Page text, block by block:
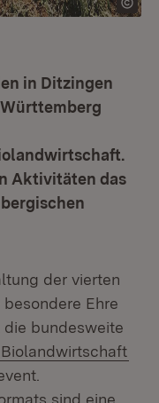
in Ditzingen
Aktivitäten das
der vierten
neuem Fenster)
besondere Ehre
bundesweite
Extern:
Biolandwirtschaft
sind eine